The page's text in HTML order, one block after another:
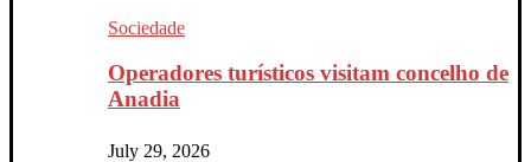
Sociedade
Operadores turísticos visitam concelho de
Anadia
July 29, 2026